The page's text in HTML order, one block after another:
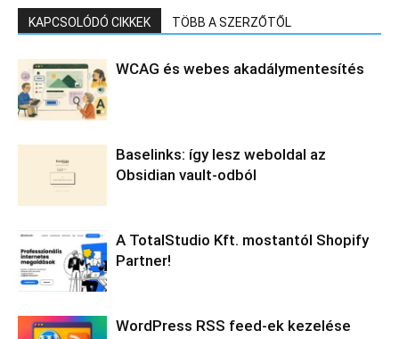
KAPCSOLÓDÓ CIKKEK TÖBB A SZERZŐTŐL
WCAG és webes akadálymentesítés
Baselinks: így lesz weboldal az
Obsidian vault-odból
A TotalStudio Kft. mostantól Shopify
Partner!
WordPress RSS feed-ek kezelése